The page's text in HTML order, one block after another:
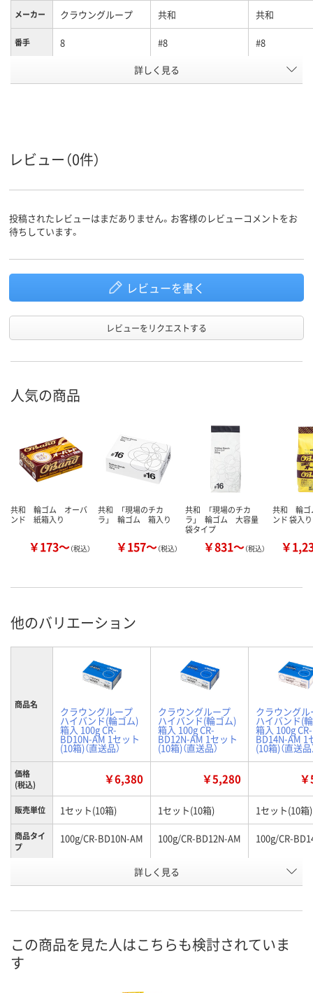
メーカー クラウングループ 共和 共和
番手 8 #8 #8
スコア
詳しく見る
レビュー（0件）
投稿されたレビューはまだありません。お客様のレビューコメントをお
待ちしています。
レビューを書く
レビューをリクエストする
人気の商品
共和 輪ゴム オーバ
ンド 紙箱入り
￥173～（税込）
共和 「現場のチカ
ラ」 輪ゴム 箱入り
￥157～（税込）
共和 「現場のチカ
ラ」 輪ゴム 大容量
袋タイプ
￥831～（税込）
共和 輪
ンド 袋入り
￥
他のバリエーション
商品名
クラウングループ
ハイバンド(輪ゴム)
箱入 100g CR-
BD10N-AM 1セット
(10箱)（直送品）
クラウングループ
ハイバンド(輪ゴム)
箱入 100g CR-
BD12N-AM 1セット
(10箱)（直送品）
クラウングル
ハイバンド(
箱入 100g CR-
BD14N-AM 1
(10箱)（直送品
価格
(税込)
￥6,380 ￥5,280
販売単位 1セット(10箱) 1セット(10箱) 1セット(10箱)
商品タイ
プ
100g/CR-BD10N-AM 100g/CR-BD12N-AM 100g/CR-
WW47609 WW47612
お届け日
詳しく見る
この商品を見た人はこちらも検討されていま
す